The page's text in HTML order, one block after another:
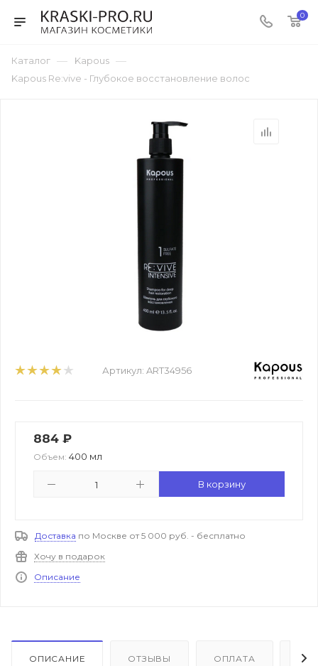
0
Каталог — Kapous —
Kapous Re:vive - Глубокое восстановление волос
Артикул: ART34956
884 ₽
Объем: 400 мл
В корзину
Доставка по Москве от 5 000 руб. - бесплатно
Хочу в подарок
Описание
ОПИСАНИЕ ОТЗЫВЫ ОПЛАТА